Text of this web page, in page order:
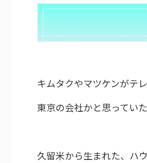
キムタクやマツケンがテ
東京の会社かと思ってい
久留米から生まれた、ハ